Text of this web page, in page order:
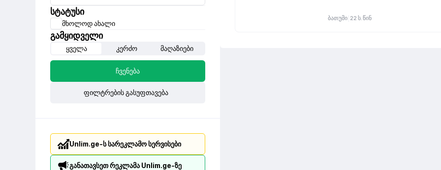
სტატუსი
მხოლოდ ახალი
გამყიდველი
ყველა კერძო მაღაზიები
ჩვენება
ფილტრების გასუფთავება
Unlim.ge-ს სარეკლამო სერვისები
განათავსეთ რეკლამა Unlim.ge-ზე
ბათუმი 22 ს. წინ